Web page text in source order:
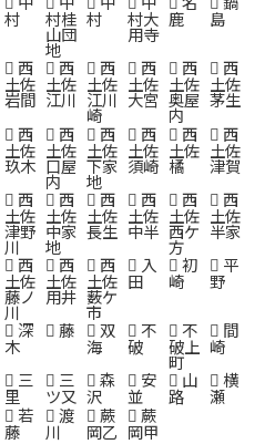
村 村桂
山団
地
村 村大
用寺
鹿 島
西
土佐
岩間
西
土佐
江川
西
土佐
江川
崎
西
土佐
大宮
西
土佐
奥屋
内
西
土佐
茅生
西
土佐
玖木
西
土佐
口屋
内
西
土佐
下家
地
西
土佐
須崎
西
土佐
橘
西
土佐
津賀
西
土佐
津野
川
西
土佐
中家
地
西
土佐
長生
西
土佐
中半
西
土佐
西ケ
方
西
土佐
半家
西
土佐
藤ノ
川
西
土佐
用井
西
土佐
薮ケ
市
入
田
初
崎
平
野
深
木
藤 双
海
不
破
不
破上
町
間
崎
三
里
三
ツ又
森
沢
安
並
山
路
横
瀬
若
藤
渡
川
蕨
岡乙
蕨
岡甲